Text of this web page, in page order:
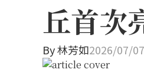
丘首次
By林芳如2026/07/07